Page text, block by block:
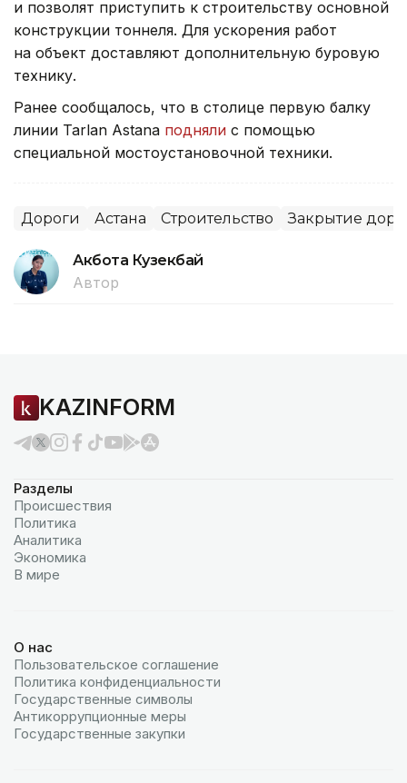
и позволят приступить к строительству основной
конструкции тоннеля. Для ускорения работ
на объект доставляют дополнительную буровую
технику.
Ранее сообщалось, что в столице первую балку
линии Tarlan Astana подняли с помощью
специальной мостоустановочной техники.
Дороги Астана Строительство Закрытие
Акбота Кузекбай
Автор
KAZINFORM
Разделы
Происшествия
Политика
Аналитика
Экономика
В мире
О нас
Пользовательское соглашение
Политика конфиденциальности
Государственные символы
Антикоррупционные меры
Государственные закупки